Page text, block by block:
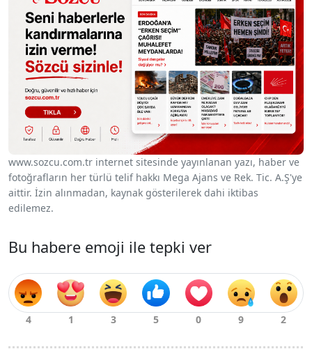
www.sozcu.com.tr internet sitesinde yayınlanan yazı, haber ve
fotoğrafların her türlü telif hakkı Mega Ajans ve Rek. Tic. A.Ş'ye
aittir. İzin alınmadan, kaynak gösterilerek dahi iktibas
edilemez.
Bu habere emoji ile tepki ver